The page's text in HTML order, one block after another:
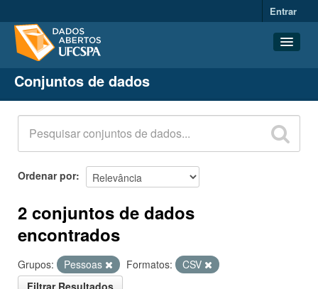
Entrar
Conjuntos de dados
Organizações
Grupos
Sobre
Conjuntos de dados
Ordenar por
2 conjuntos de dados
encontrados
Grupos: Pessoas Formatos:
CSV
Filtrar Resultados